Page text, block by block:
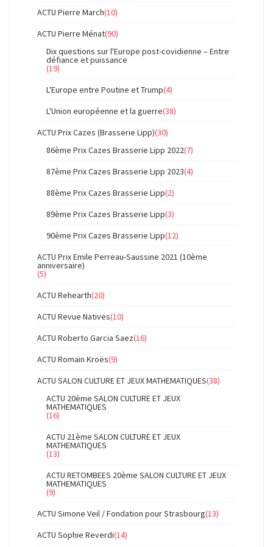
ACTU Pierre March(10)
ACTU Pierre Ménat(90)
Dix questions sur l'Europe post-covidienne – Entre
défiance et puissance
(19)
L'Europe entre Poutine et Trump(4)
L'Union européenne et la guerre(38)
ACTU Prix Cazes (Brasserie Lipp)(30)
86ème Prix Cazes Brasserie Lipp 2022(7)
87ème Prix Cazes Brasserie Lipp 2023(4)
88ème Prix Cazes Brasserie Lipp(2)
89ème Prix Cazes Brasserie Lipp(3)
90ème Prix Cazes Brasserie Lipp(12)
ACTU Prix Emile Perreau-Saussine 2021 (10ème
anniversaire)
(5)
ACTU Rehearth(20)
ACTU Revue Natives(10)
ACTU Roberto Garcia Saez(16)
ACTU Romain Kroës(9)
ACTU SALON CULTURE ET JEUX MATHEMATIQUES(38)
ACTU 20ème SALON CULTURE ET JEUX
MATHEMATIQUES
(16)
ACTU 21ème SALON CULTURE ET JEUX
MATHEMATIQUES
(13)
ACTU RETOMBEES 20ème SALON CULTURE ET JEUX
MATHEMATIQUES
(9)
ACTU Simone Veil / Fondation pour Strasbourg(13)
ACTU Sophie Reverdi(14)